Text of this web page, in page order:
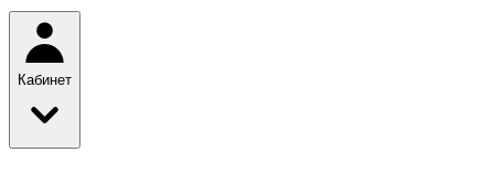
Кабинет